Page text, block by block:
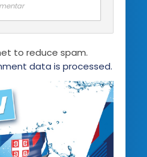
to reduce spam.
data is processed.